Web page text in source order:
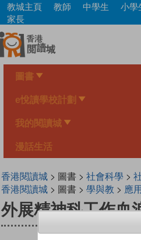
Skip
main
content
教城主頁 教師 中學生
小學
家長
圖書
e悅讀學校計劃
我的閱讀城
漫話生活
香港閱讀城> 圖書 > 社會科學 >
香港閱讀城> 圖書 > 學與教 > 應
外展精神科工作血